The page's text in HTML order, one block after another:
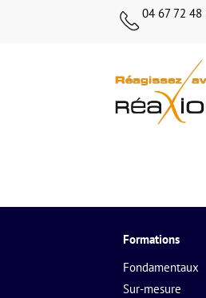
04 67 72 48
Formations
Fondamentaux
Sur-mesure